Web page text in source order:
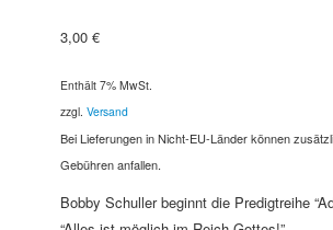
3,00 €
Enthält 7% MwSt.
zzgl. Versand
Bei Lieferungen in Nicht-EU-Länder können
Gebühren anfallen.
Bobby Schuller beginnt die Predigtreihe